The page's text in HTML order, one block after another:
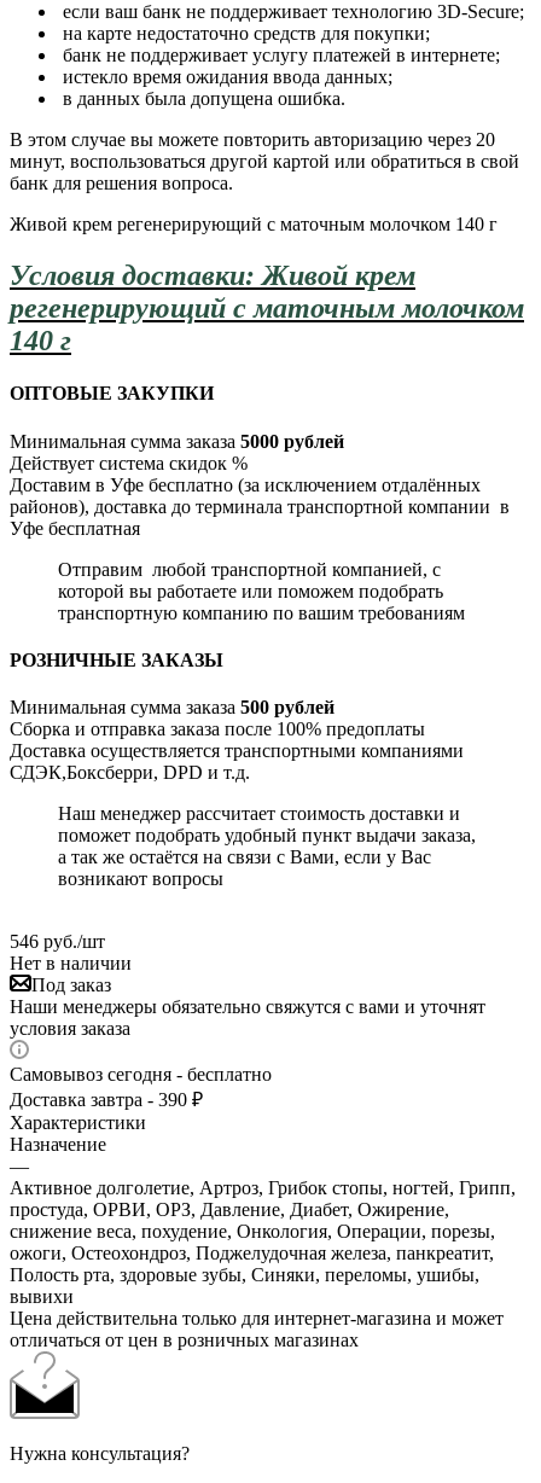
если ваш банк не поддерживает технологию 3D-Secure;
на карте недостаточно средств для покупки;
банк не поддерживает услугу платежей в интернете;
истекло время ожидания ввода данных;
в данных была допущена ошибка.
В этом случае вы можете повторить авторизацию через 20
минут, воспользоваться другой картой или обратиться в свой
банк для решения вопроса.
Живой крем регенерирующий с маточным молочком 140 г
Условия доставки: Живой крем
регенерирующий с маточным молочком
140 г
ОПТОВЫЕ ЗАКУПКИ
Минимальная сумма заказа 5000 рублей
Действует система скидок %
Доставим в Уфе бесплатно (за исключением отдалённых
районов), доставка до терминала транспортной компании в
Уфе бесплатная
Отправим любой транспортной компанией, с
которой вы работаете или поможем подобрать
транспортную компанию по вашим требованиям
РОЗНИЧНЫЕ ЗАКАЗЫ
Минимальная сумма заказа 500 рублей
Сборка и отправка заказа после 100% предоплаты
Доставка осуществляется транспортными компаниями
СДЭК,Боксберри, DPD и т.д.
Наш менеджер рассчитает стоимость доставки и
поможет подобрать удобный пункт выдачи заказа,
а так же остаётся на связи с Вами, если у Вас
возникают вопросы
546 руб./шт
Нет в наличии
Под заказ
Наши менеджеры обязательно свяжутся с вами и уточнят
условия заказа
Самовывоз сегодня - бесплатно
Доставка завтра - 390 ₽
Характеристики
Назначение
—
Активное долголетие, Артроз, Грибок стопы, ногтей, Грипп,
простуда, ОРВИ, ОРЗ, Давление, Диабет, Ожирение,
снижение веса, похудение, Онкология, Операции, порезы,
ожоги, Остеохондроз, Поджелудочная железа, панкреатит,
Полость рта, здоровые зубы, Синяки, переломы, ушибы,
вывихи
Цена действительна только для интернет-магазина и может
отличаться от цен в розничных магазинах
Нужна консультация?